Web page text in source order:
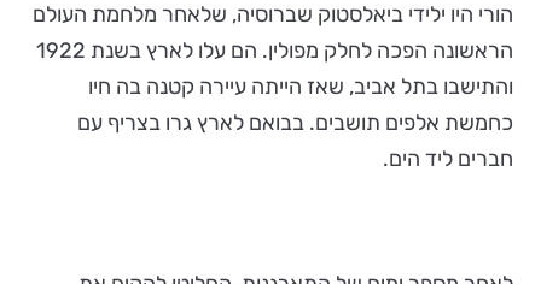
הורי היו ילידי ביאלסטוק שברוסיה, שלאחר מלחמת העולם
הראשונה הפכה לחלק מפולין. הם עלו לארץ בשנת 1922
והתישבו בתל אביב, שאז הייתה עיירה קטנה בה חיו
כחמשת אלפים תושבים. בבואם לארץ גרו בצריף עם
חברים ליד הים.